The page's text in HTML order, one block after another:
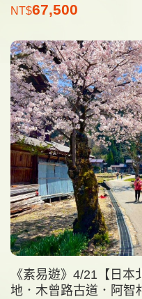
NT$67,500
《素易遊》4/21【日
地．木曾路古道．阿智